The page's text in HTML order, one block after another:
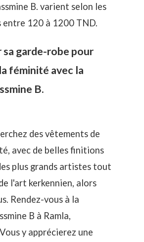
B. varient selon les
120 à 1200 TND.
sa garde-robe pour
féminité avec la
B.
des vêtements de
avec de belles finitions
plus grands artistes tout
l'art kerkennien, alors
Rendez-vous à la
B à Ramla,
y apprécierez une